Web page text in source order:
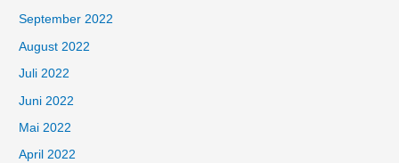
September 2022
August 2022
Juli 2022
Juni 2022
Mai 2022
April 2022